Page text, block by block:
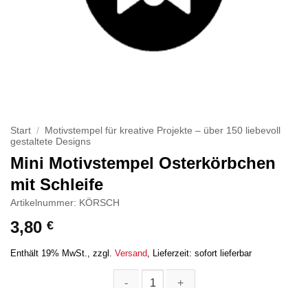
Start /
Motivstempel für kreative Projekte – über 150 liebevoll
gestaltete Designs
Mini Motivstempel Osterkörbchen
mit Schleife
Artikelnummer: KÖRSCH
3,80 €
Enthält 19% MwSt. zzgl. Versand Lieferzeit: sofort lieferbar